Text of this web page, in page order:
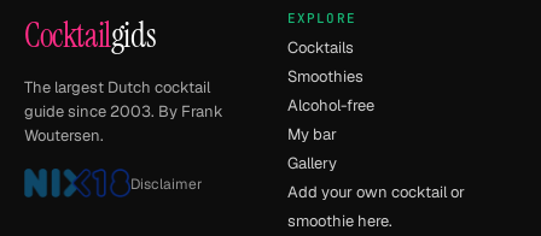
Cocktailgids
The largest Dutch cocktail
guide since 2003. By Frank
Woutersen.
Disclaimer
EXPLORE
Cocktails
Smoothies
Alcohol-free
My bar
Gallery
Add your own cocktail or
smoothie here.